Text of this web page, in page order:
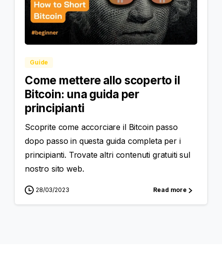
Guide
Come mettere allo scoperto il
Bitcoin: una guida per
principianti
Scoprite come accorciare il Bitcoin passo
dopo passo in questa guida completa per i
principianti. Trovate altri contenuti gratuiti sul
nostro sito web.
28/03/2023 Read more